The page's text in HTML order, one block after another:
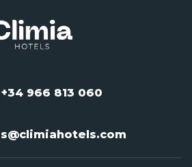
966 813 060